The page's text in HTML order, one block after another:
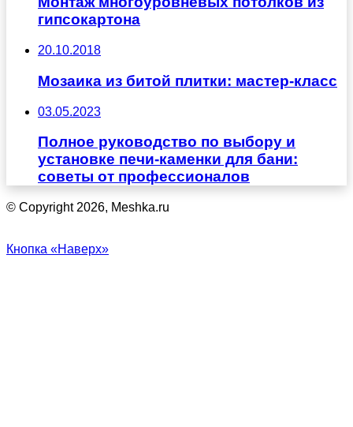
гипсокартона
20.10.2018
Мозаика из битой плитки: мастер-класс
03.05.2023
Полное руководство по выбору и
установке печи-каменки для бани:
советы от профессионалов
© Copyright 2026, Meshka.ru
Кнопка «Наверх»